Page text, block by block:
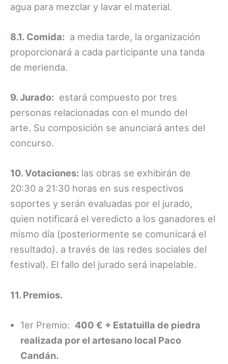
agua para mezclar y lavar el material.
8.1. Comida: a media tarde, la organización
proporcionará a cada participante una tanda
de merienda.
9. Jurado: estará compuesto por tres
personas relacionadas con el mundo del
arte. Su composición se anunciará antes del
concurso.
10. Votaciones: las obras se exhibirán de
20:30 a 21:30 horas en sus respectivos
soportes y serán evaluadas por el jurado,
quien notificará el veredicto a los ganadores el
mismo día (posteriormente se comunicará el
resultado). a través de las redes sociales del
festival). El fallo del jurado será inapelable.
11. Premios.
1er Premio: 400 € + Estatuilla de piedra
realizada por el artesano local Paco
Candán.